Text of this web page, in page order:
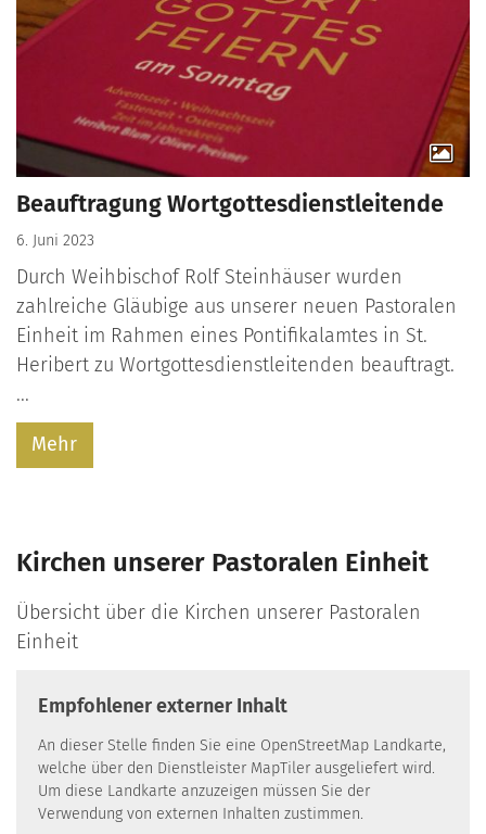
Beauftragung Wortgottesdienstleitende
6. Juni 2023
Durch Weihbischof Rolf Steinhäuser wurden
zahlreiche Gläubige aus unserer neuen Pastoralen
Einheit im Rahmen eines Pontifikalamtes in St.
Heribert zu Wortgottesdienstleitenden beauftragt.
...
Mehr
Kirchen unserer Pastoralen Einheit
Übersicht über die Kirchen unserer Pastoralen
Einheit
Empfohlener externer Inhalt
An dieser Stelle finden Sie eine OpenStreetMap Landkarte,
welche über den Dienstleister MapTiler ausgeliefert wird.
Um diese Landkarte anzuzeigen müssen Sie der
Verwendung von externen Inhalten zustimmen.